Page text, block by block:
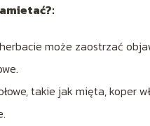
może zaostrzać
takie jak mięta, koper